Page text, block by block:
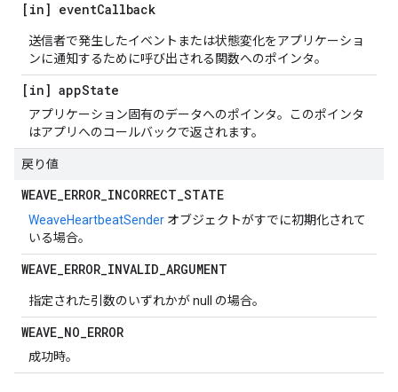
[in] eventCallback
送信者で発生したイベントまたは状態変化をアプリケーショ
ンに通知するために呼び出される関数へのポインタ。
[in] appState
アプリケーション固有のデータへのポインタ。このポインタ
はアプリへのコールバックで返されます。
戻り値
WEAVE_ERROR_INCORRECT_STATE
WeaveHeartbeatSender オブジェクトがすでに初期化されて
いる場合。
WEAVE_ERROR_INVALID_ARGUMENT
指定された引数のいずれかが null の場合。
WEAVE_NO_ERROR
成功時。